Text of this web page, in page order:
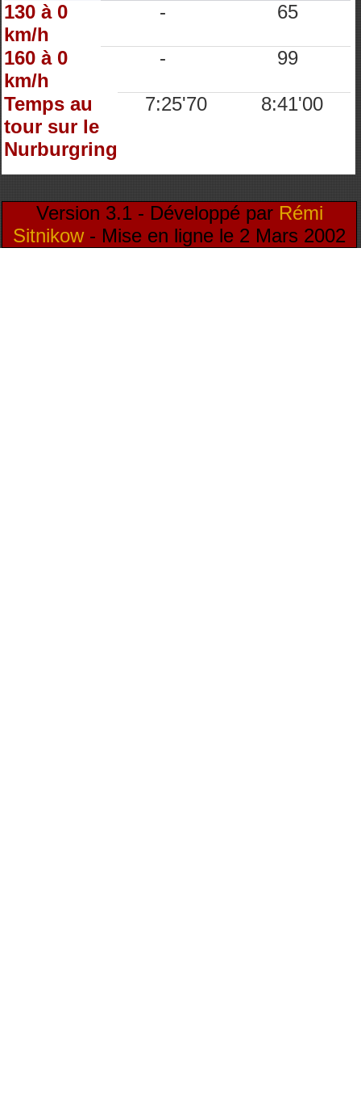
130 à 0
km/h
- 65
160 à 0
km/h
- 99
Temps au
tour sur le
Nurburgring
7:25'70 8:41'00
Version 3.1 - Développé par Rémi
Sitnikow- Mise en ligne le 2 Mars 2002